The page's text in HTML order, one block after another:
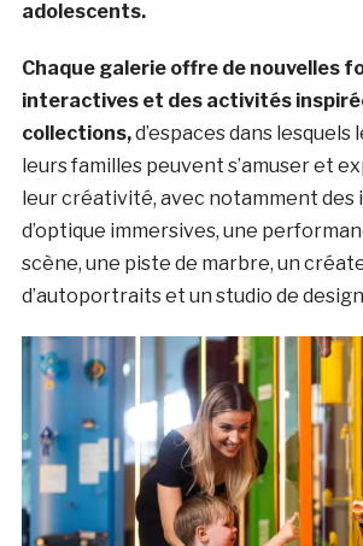
adolescents.
Chaque galerie offre de nouvelles
interactives et des activités
collections,d’espaces dans lesquels
leurs familles peuvent s’amuser et
leur créativité, avec notamment des
d’optique immersives, une
scène, une piste de marbre, un
d’autoportraits et un studio de